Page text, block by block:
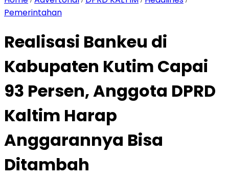
Pemerintahan
Realisasi Bankeu di
Kabupaten Kutim Capai
93 Persen, Anggota DPRD
Kaltim Harap
Anggarannya Bisa
Ditambah